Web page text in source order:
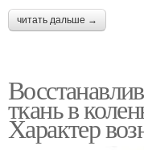
читать дальше →
ткань в
Характер